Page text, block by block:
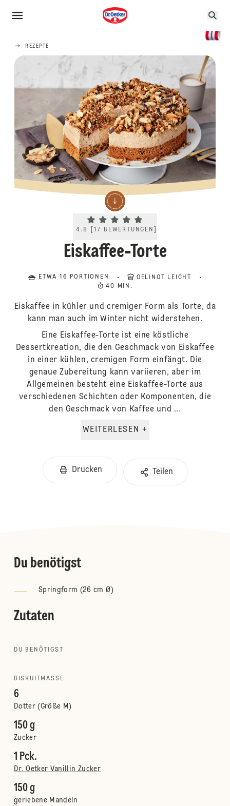
REZEPTE
Current rating 4.8. Click to rate.
4.8 17 BEWERTUNGEN
Eiskaffee-Torte
ETWA 16 PORTIONEN
GELINGT LEICHT
40 MIN.
Eiskaffee in kühler und cremiger Form als Torte, da
kann man auch im Winter nicht widerstehen.
Eine Eiskaffee-Torte ist eine köstliche
Dessertkreation, die den Geschmack von Eiskaffee
in einer kühlen, cremigen Form einfängt. Die
genaue Zubereitung kann variieren, aber im
Allgemeinen besteht eine Eiskaffee-Torte aus
verschiedenen Schichten oder Komponenten, die
den Geschmack von Kaffee und ...
WEITERLESEN +
Drucken Teilen
Du benötigst
Springform (26 cm Ø)
Zutaten
DU BENÖTIGST
BISKUITMASSE
6
Dotter (Größe M)
150 g
Zucker
1 Pck.
Dr. Oetker Vanillin Zucker
150 g
geriebene Mandeln